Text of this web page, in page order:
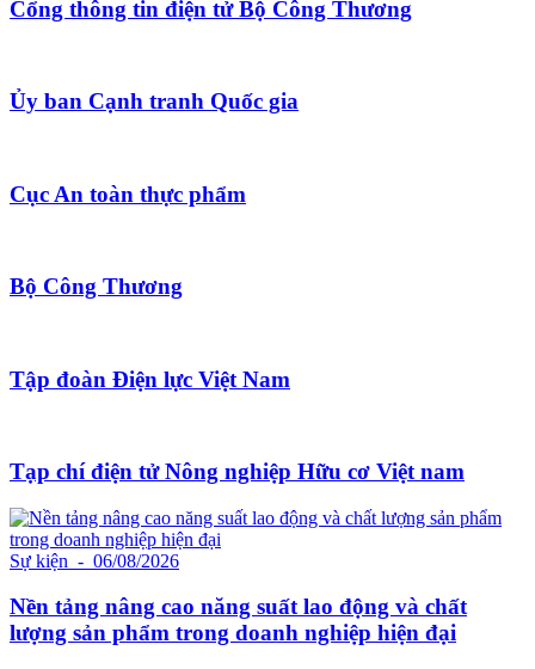
Cổng thông tin điện tử Bộ Công Thương
Ủy ban Cạnh tranh Quốc gia
Cục An toàn thực phẩm
Bộ Công Thương
Tập đoàn Điện lực Việt Nam
Tạp chí điện tử Nông nghiệp Hữu cơ Việt nam
Sự kiện - 06/08/2026
Nền tảng nâng cao năng suất lao động và chất
lượng sản phẩm trong doanh nghiệp hiện đại